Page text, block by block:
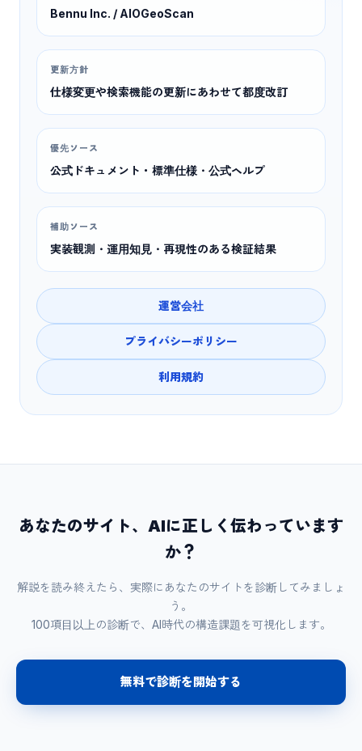
Bennu Inc. / AIOGeoScan
更新方針
仕様変更や検索機能の更新にあわせて都度改訂
優先ソース
公式ドキュメント・標準仕様・公式ヘルプ
補助ソース
実装観測・運用知見・再現性のある検証結果
運営会社
プライバシーポリシー
利用規約
あなたのサイト、AIに正しく伝わっています
か？
解説を読み終えたら、実際にあなたのサイトを診断してみましょ
う。
100項目以上の診断で、AI時代の構造課題を可視化します。
無料で診断を開始する